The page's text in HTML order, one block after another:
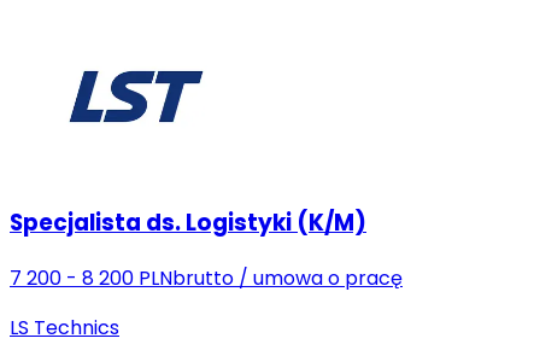
Specjalista ds. Logistyki (K/M)
7 200 - 8 200 PLNbrutto / umowa o pracę
LS Technics